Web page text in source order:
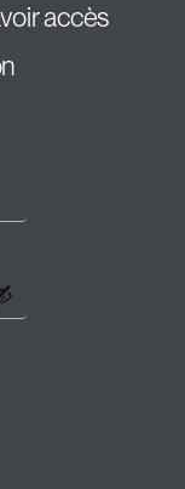
accès